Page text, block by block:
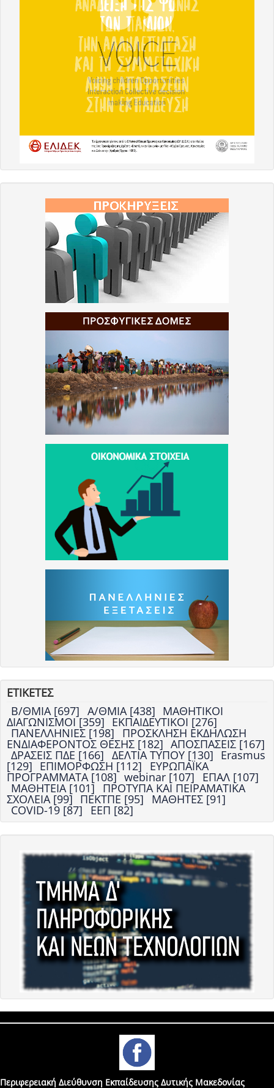
ΕΤΙΚΕΤΕΣ
Β/ΘΜΙΑ [697] Α/ΘΜΙΑ [438] ΜΑΘΗΤΙΚΟΙ
ΔΙΑΓΩΝΙΣΜΟΙ [359] ΕΚΠΑΙΔΕΥΤΙΚΟΙ [276]
ΠΑΝΕΛΛΗΝΙΕΣ [198] ΠΡΟΣΚΛΗΣΗ ΕΚΔΗΛΩΣΗ
ΕΝΔΙΑΦΕΡΟΝΤΟΣ ΘΕΣΗΣ [182] ΑΠΟΣΠΑΣΕΙΣ [167]
ΔΡΑΣΕΙΣ ΠΔΕ [166] ΔΕΛΤΙΑ ΤΥΠΟΥ [130] Erasmus
[129] ΕΠΙΜΟΡΦΩΣΗ [112] ΕΥΡΩΠΑΪΚΑ
ΠΡΟΓΡΑΜΜΑΤΑ [108] webinar [107] ΕΠΑΛ [107]
ΜΑΘΗΤΕΙΑ [101] ΠΡΟΤΥΠΑ ΚΑΙ ΠΕΙΡΑΜΑΤΙΚΑ
ΣΧΟΛΕΙΑ [99] ΠΕΚΤΠΕ [95] ΜΑΘΗΤΕΣ [91]
COVID-19 [87] ΕΕΠ [82]
Περιφερειακή Διεύθυνση Εκπαίδευσης Δυτικής Μακεδονίας